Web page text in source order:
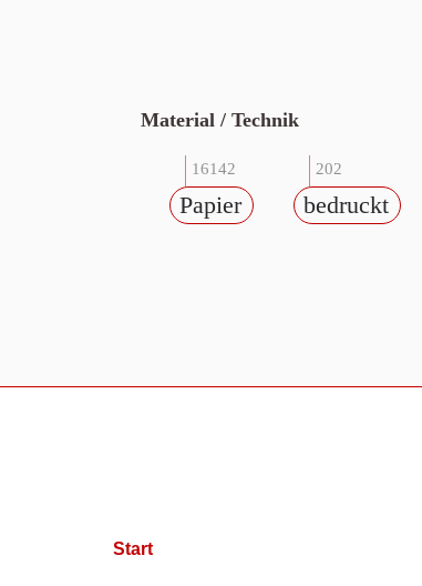
Material / Technik
16142
Papier
202
bedruckt
Start